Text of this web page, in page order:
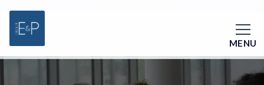
MENU